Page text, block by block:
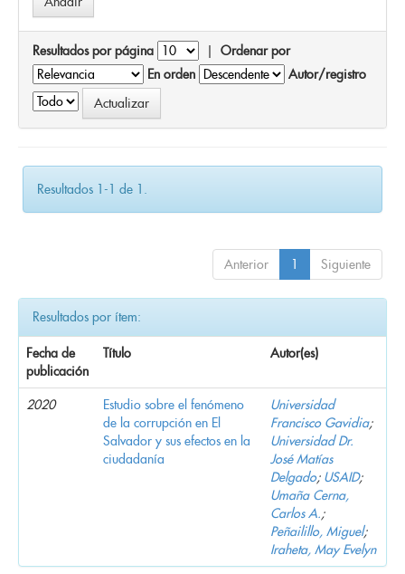
Resultados por página | Ordenar por
En orden
Autor/registro
Resultados 1-1 de 1.
Anterior 1 Siguiente
Resultados por ítem:
Fecha de
publicación
Título Autor(es)
2020
Estudio sobre el fenómeno
de la corrupción en El
Salvador y sus efectos en la
ciudadanía
Universidad
Francisco Gavidia;
Universidad Dr.
José Matías
Delgado; USAID;
Umaña Cerna,
Carlos A.;
Peñailillo, Miguel;
Iraheta, May Evelyn